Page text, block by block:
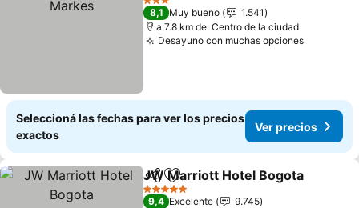
3 Estrellas
8,1 Muy bueno
1.541
a 7.8 km de: Centro de la ciudad
Desayuno con muchas opciones
Seleccioná las fechas para ver los precios
exactos
Ver precios
CompartirAñadir a favoritos
JW Marriott Hotel Bogota
5 Estrellas
9,4 Excelente
9.745